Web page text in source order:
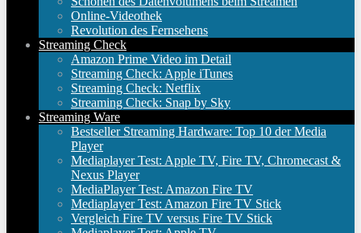
Online-Videothek
Revolution des Fernsehens
Streaming Check
Amazon Prime Video im Detail
Streaming Check: Apple iTunes
Streaming Check: Netflix
Streaming Check: Snap by Sky
Streaming Ware
Bestseller Streaming Hardware: Top 10 der Media
Player
Mediaplayer Test: Apple TV, Fire TV, Chromecast &
Nexus Player
MediaPlayer Test: Amazon Fire TV
Mediaplayer Test: Amazon Fire TV Stick
Vergleich Fire TV versus Fire TV Stick